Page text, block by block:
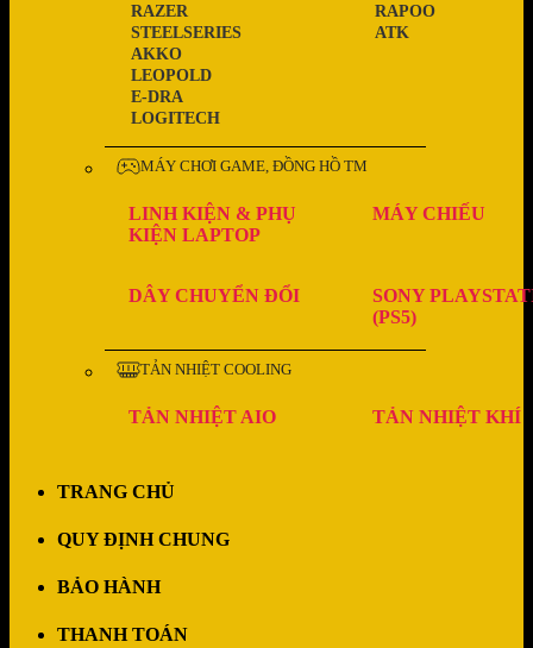
LOGITECH
E-DRA
LEOPOLD
AKKO
STEELSERIES
RAZER
ATK
RAPOO
MÁY CHƠI GAME, ĐỒNG HỒ TM
LINH KIỆN & PHỤ
KIỆN LAPTOP
MÁY CHIẾU
DÂY CHUYỂN ĐỔI
SONY
(PS5)
TẢN NHIỆT COOLING
TẢN NHIỆT AIO TẢN NHIỆT KHÍ
TRANG CHỦ
QUY ĐỊNH CHUNG
BẢO HÀNH
THANH TOÁN